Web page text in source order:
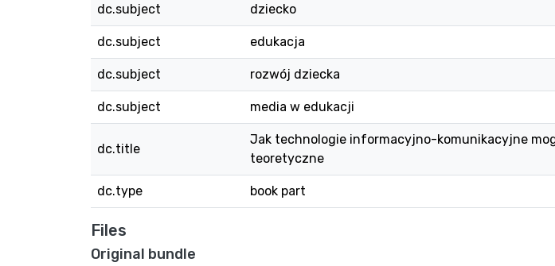
dc.subject dziecko
dc.subject edukacja
dc.subject rozwój dziecka
dc.subject media w edukacji
dc.title
Jak technologie informacyjno-komunikacyjne
teoretyczne
dc.type book part
Files
Original bundle